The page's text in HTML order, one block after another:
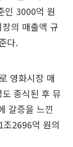
인 3000억 원
의 매출액 규
다.
영화시장 매
종식된 후 뮤
갈증을 느낀
2696억 원의